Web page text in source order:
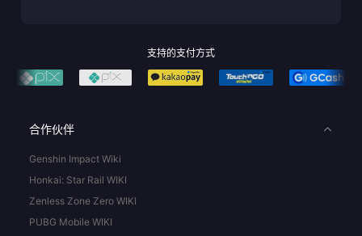
支持的支付方式
合作伙伴
Genshin Impact Wiki
Honkai: Star Rail WIKI
Zenless Zone Zero WIKI
PUBG Mobile WIKI